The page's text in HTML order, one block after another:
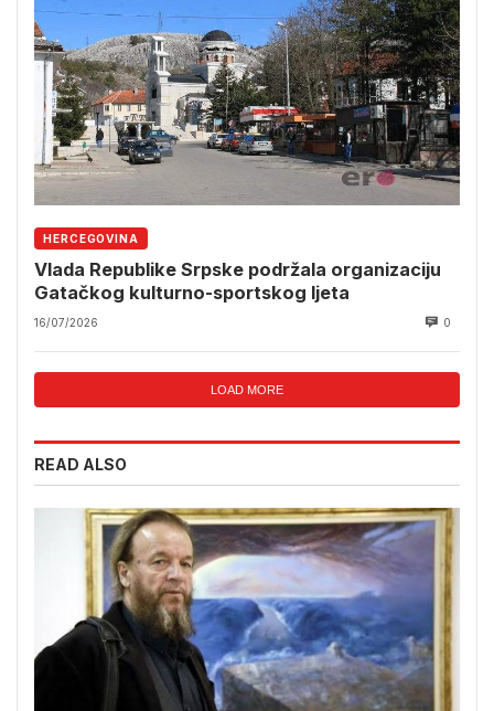
HERCEGOVINA
Vlada Republike Srpske podržala organizaciju
Gatačkog kulturno-sportskog ljeta
16/07/2026 0
LOAD MORE
READ ALSO